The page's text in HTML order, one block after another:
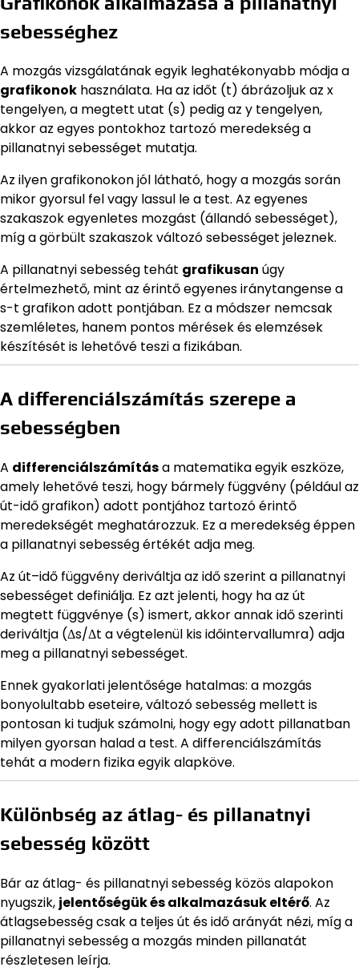
sebességhez
A mozgás vizsgálatának egyik leghatékonyabb módja a
grafikonok használata. Ha az időt (t) ábrázoljuk az x
tengelyen, a megtett utat (s) pedig az y tengelyen,
akkor az egyes pontokhoz tartozó meredekség a
pillanatnyi sebességet mutatja.
Az ilyen grafikonokon jól látható, hogy a mozgás során
mikor gyorsul fel vagy lassul le a test. Az egyenes
szakaszok egyenletes mozgást (állandó sebességet),
míg a görbült szakaszok változó sebességet jeleznek.
A pillanatnyi sebesség tehát grafikusan úgy
értelmezhető, mint az érintő egyenes iránytangense a
s-t grafikon adott pontjában. Ez a módszer nemcsak
szemléletes, hanem pontos mérések és elemzések
készítését is lehetővé teszi a fizikában.
A differenciálszámítás szerepe a
sebességben
A differenciálszámítása matematika egyik eszköze,
amely lehetővé teszi, hogy bármely függvény (például az
út-idő grafikon) adott pontjához tartozó érintő
meredekségét meghatározzuk. Ez a meredekség éppen
a pillanatnyi sebesség értékét adja meg.
Az út–idő függvény deriváltja az idő szerint a pillanatnyi
sebességet definiálja. Ez azt jelenti, hogy ha az út
megtett függvénye (s) ismert, akkor annak idő szerinti
deriváltja (Δs/Δt a végtelenül kis időintervallumra) adja
meg a pillanatnyi sebességet.
Ennek gyakorlati jelentősége hatalmas: a mozgás
bonyolultabb eseteire, változó sebesség mellett is
pontosan ki tudjuk számolni, hogy egy adott pillanatban
milyen gyorsan halad a test. A differenciálszámítás
tehát a modern fizika egyik alapköve.
Különbség az átlag- és pillanatnyi
sebesség között
Bár az átlag- és pillanatnyi sebesség közös alapokon
nyugszik, jelentőségük és alkalmazásuk eltérő. Az
átlagsebesség csak a teljes út és idő arányát nézi, míg a
pillanatnyi sebesség a mozgás minden pillanatát
részletesen leírja.